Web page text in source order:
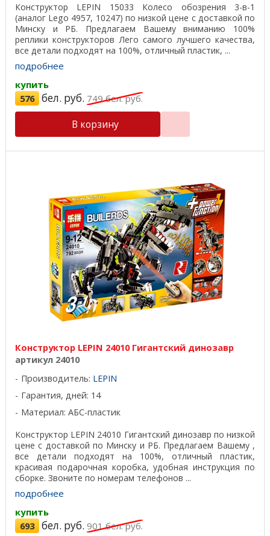
Конструктор LEPIN 15033 Колесо обозрения 3-в-1
(аналог Lego 4957, 10247) по низкой цене с доставкой по
Минску и РБ. Предлагаем Вашему вниманию 100%
реплики конструкторов Лего самого лучшего качества,
все детали подходят на 100%, отличный пластик, ...
подробнее
купить
576 бел. руб. 749бел. руб.
В корзину
Конструктор LEPIN 24010 Гигантский динозавр
артикул 24010
Производитель: LEPIN
Гарантия, дней: 14
Материал: АБС-пластик
Конструктор LEPIN 24010 Гигантский динозавр по низкой
цене с доставкой по Минску и РБ. Предлагаем Вашему ,
все детали подходят на 100%, отличный пластик,
красивая подарочная коробка, удобная инструкция по
сборке. Звоните по номерам телефонов ...
подробнее
купить
693 бел. руб. 901бел. руб.